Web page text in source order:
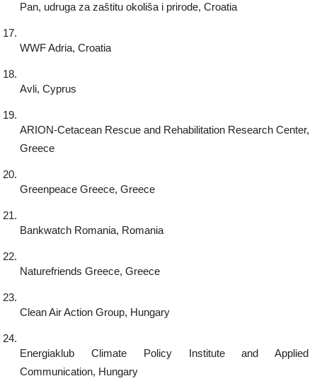
Pan, udruga za zaštitu okoliša i prirode, Croatia
WWF Adria, Croatia
Avli, Cyprus
ARION-Cetacean Rescue and Rehabilitation Research Center,
Greece
Greenpeace Greece, Greece
Bankwatch Romania, Romania
Naturefriends Greece, Greece
Clean Air Action Group, Hungary
Energiaklub Climate Policy Institute and Applied
Communication, Hungary